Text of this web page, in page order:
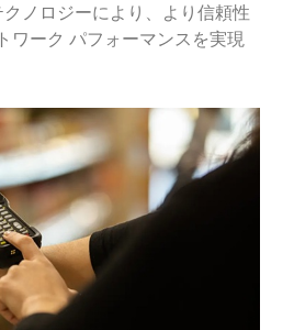
クノロジーにより、より信頼性
ワーク パフォーマンスを実現